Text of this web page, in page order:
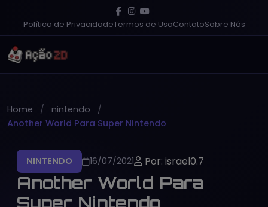
Política de PrivacidadeTermos de UsoContatoSobre Nós
Home
nintendo
Another World Para Super Nintendo
NINTENDO 16/07/2021 Por: israel0.7
Another World Para
Super Nintendo